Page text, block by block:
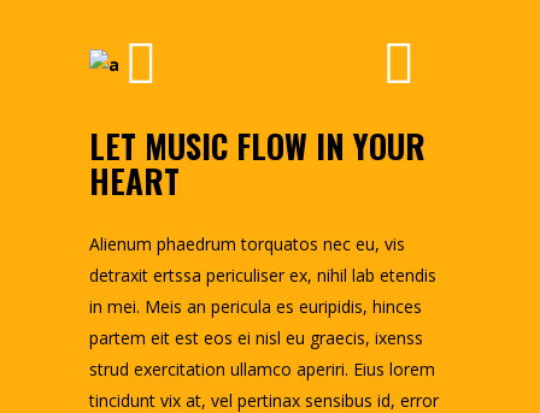
LET MUSIC FLOW IN YOUR
HEART
Alienum phaedrum torquatos nec eu, vis
detraxit ertssa periculiser ex, nihil lab etendis
in mei. Meis an pericula es euripidis, hinces
partem eit est eos ei nisl eu graecis, ixenss
strud exercitation ullamco aperiri. Eius lorem
tincidunt vix at, vel pertinax sensibus id, error